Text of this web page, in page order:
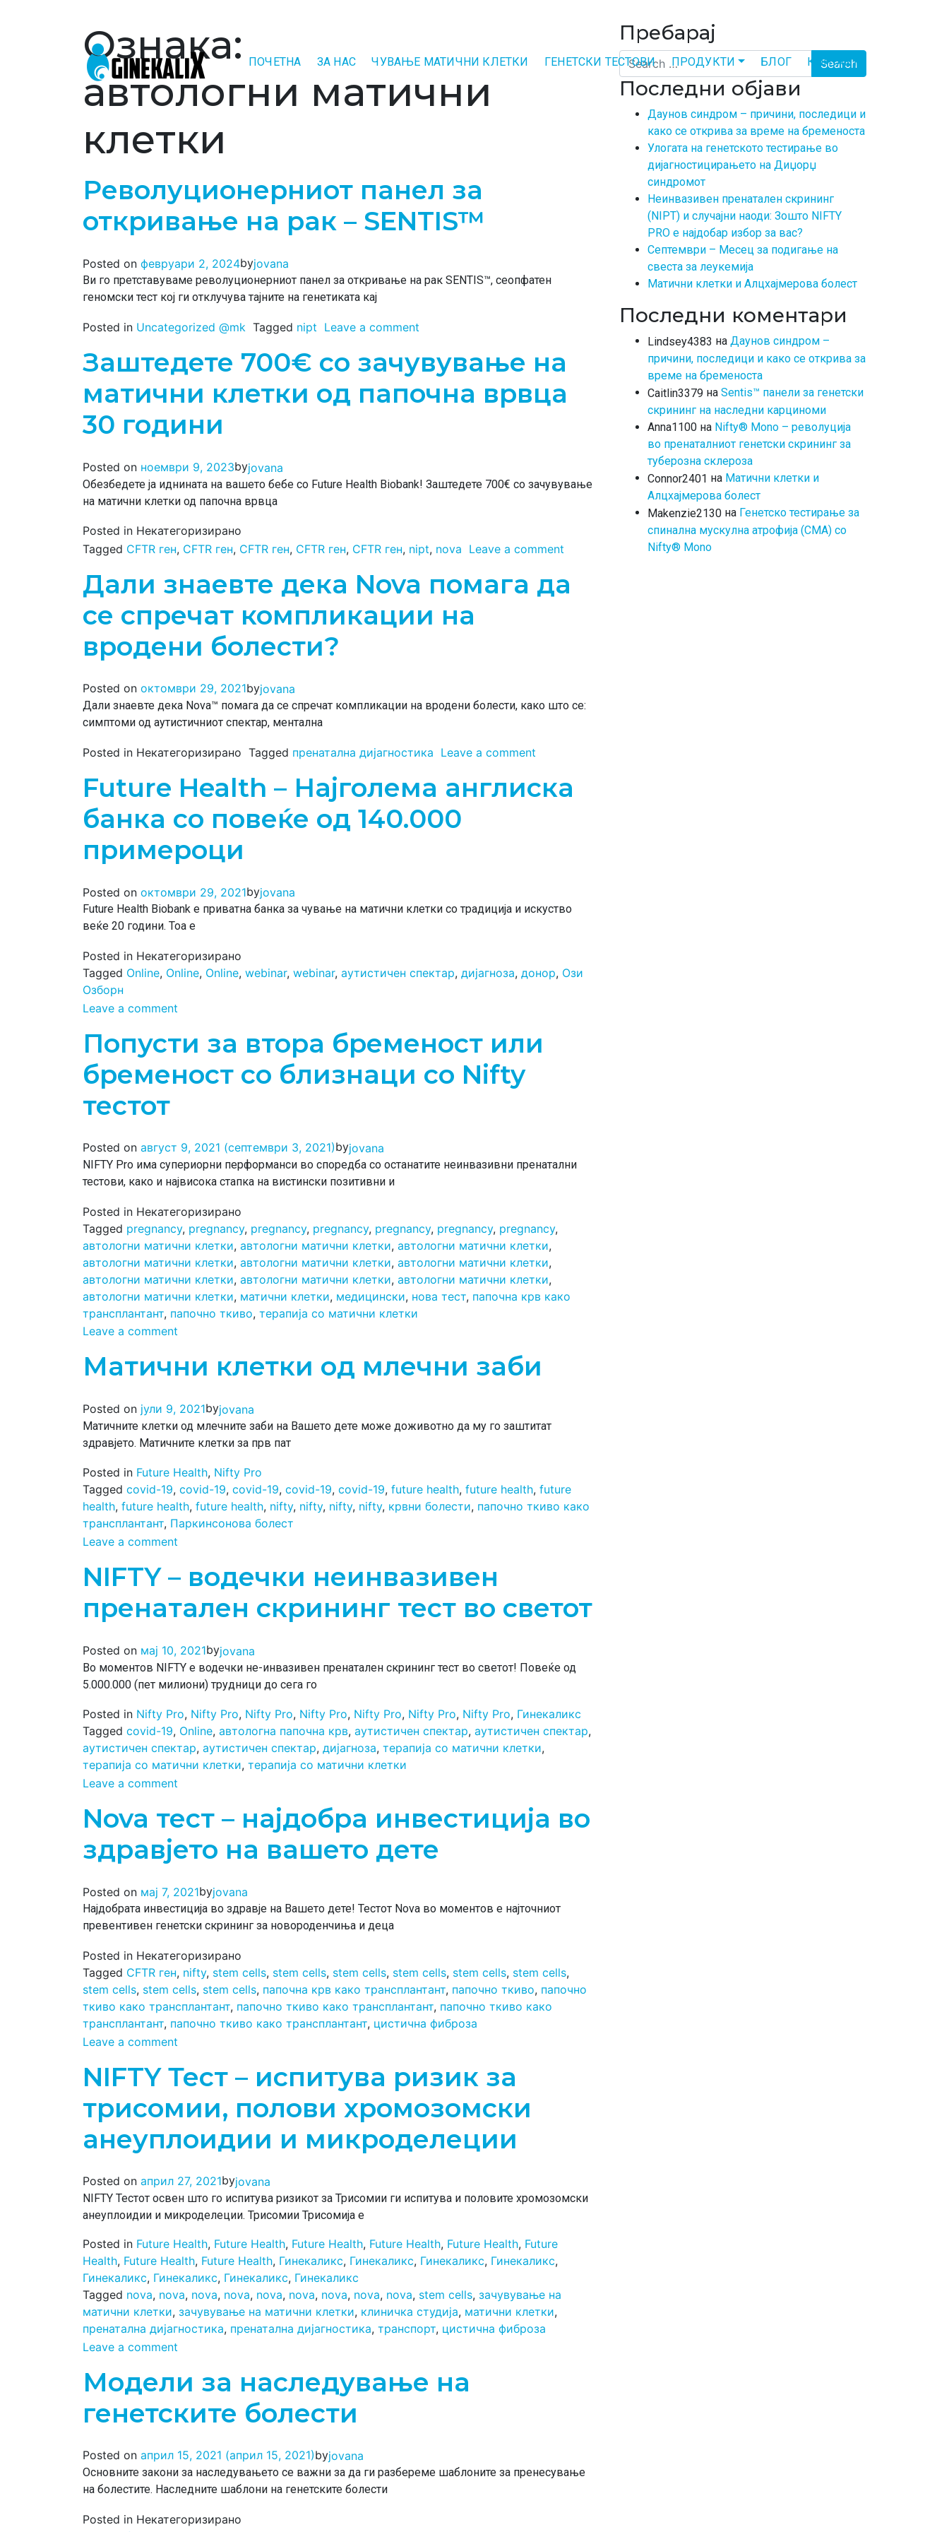
Main Navigation ПОЧЕТНА ЗА НАС ЧУВАЊЕ МАТИЧНИ КЛЕТКИ ГЕНЕТСКИ ТЕСТОВИ ПРОДУКТИ БЛОГ КОНТАКТ
Ознака:
автологни матични
клетки
Револуционерниот панел за
откривање на рак – SENTIS™
Posted on февруари 2, 2024byjovana
Ви го претставуваме револуционерниот панел за откривање на рак SENTIS™, сеопфатен
геномски тест кој ги отклучува тајните на генетиката кај
Posted in Uncategorized @mk Tagged nipt Leave a comment
Заштедете 700€ со зачувување на
матични клетки од папочна врвца
30 години
Posted on ноември 9, 2023byjovana
Обезбедете ја иднината на вашето бебе со Future Health Biobank! Заштедете 700€ со зачувување
на матични клетки од папочна врвца
Posted in Некатегоризирано
Tagged CFTR ген, CFTR ген, CFTR ген, CFTR ген, CFTR ген, nipt, nova Leave a comment
Дали знаевте дека Nova помага да
се спречат компликации на
вродени болести?
Posted on октомври 29, 2021byjovana
Дали знаевте дека Nova™ помага да се спречат компликации на вродени болести, како што се:
симптоми од аутистичниот спектар, ментална
Posted in Некатегоризирано Tagged пренатална дијагностика Leave a comment
Future Health – Најголема англиска
банка со повеќе од 140.000
примероци
Posted on октомври 29, 2021byjovana
Future Health Biobank е приватна банка за чување на матични клетки со традиција и искуство
веќе 20 години. Тоа е
Posted in Некатегоризирано
Tagged Online, Online, Online, webinar, webinar, аутистичен спектар, дијагноза, донор, Ози
Озборн
Leave a comment
Попусти за втора бременост или
бременост со близнаци со Nifty
тестот
Posted on август 9, 2021 (септември 3, 2021)byjovana
NIFTY Pro има супериорни перформанси во споредба со останатите неинвазивни пренатални
тестови, како и највисока стапка на вистински позитивни и
Posted in Некатегоризирано
Tagged pregnancy, pregnancy, pregnancy, pregnancy, pregnancy, pregnancy, pregnancy,
автологни матични клетки, автологни матични клетки, автологни матични клетки,
автологни матични клетки, автологни матични клетки, автологни матични клетки,
автологни матични клетки, автологни матични клетки, автологни матични клетки,
автологни матични клетки, матични клетки, медицински, нова тест, папочна крв како
трансплантант, папочно ткиво, терапија со матични клетки
Leave a comment
Матични клетки од млечни заби
Posted on јули 9, 2021byjovana
Матичните клетки од млечните заби на Вашето дете може доживотно да му го заштитат
здравјето. Матичните клетки за прв пат
Posted in Future Health, Nifty Pro
Tagged covid-19, covid-19, covid-19, covid-19, covid-19, future health, future health, future
health, future health, future health, nifty, nifty, nifty, nifty, крвни болести, папочно ткиво како
трансплантант, Паркинсонова болест
Leave a comment
NIFTY – водечки неинвазивен
пренатален скрининг тест во светот
Posted on мај 10, 2021byjovana
Во моментов NIFTY е водечки не-инвазивен пренатален скрининг тест во светот! Повеќе од
5.000.000 (пет милиони) трудници до сега го
Posted in Nifty Pro, Nifty Pro, Nifty Pro, Nifty Pro, Nifty Pro, Nifty Pro, Nifty Pro, Гинекаликс
Tagged covid-19, Online, автологна папочна крв, аутистичен спектар, аутистичен спектар,
аутистичен спектар, аутистичен спектар, дијагноза, терапија со матични клетки,
терапија со матични клетки, терапија со матични клетки
Leave a comment
Nova тест – најдобра инвестиција во
здравјето на вашето дете
Posted on мај 7, 2021byjovana
Најдобрата инвестиција во здравје на Вашето дете! Тестот Nova во моментов е најточниот
превентивен генетски скрининг за новороденчиња и деца
Posted in Некатегоризирано
Tagged CFTR ген, nifty, stem cells, stem cells, stem cells, stem cells, stem cells, stem cells,
stem cells, stem cells, stem cells, папочна крв како трансплантант, папочно ткиво, папочно
ткиво како трансплантант, папочно ткиво како трансплантант, папочно ткиво како
трансплантант, папочно ткиво како трансплантант, цистична фиброза
Leave a comment
NIFTY Тест – испитува ризик за
трисомии, полови хромозомски
анеуплоидии и микроделеции
Posted on април 27, 2021byjovana
NIFTY Тестот освен што го испитува ризикот за Трисомии ги испитува и половите хромозомски
анеуплоидии и микроделеции. Трисомии Трисомија е
Posted in Future Health, Future Health, Future Health, Future Health, Future Health, Future
Health, Future Health, Future Health, Гинекаликс, Гинекаликс, Гинекаликс, Гинекаликс,
Гинекаликс, Гинекаликс, Гинекаликс, Гинекаликс
Tagged nova, nova, nova, nova, nova, nova, nova, nova, nova, stem cells, зачувување на
матични клетки, зачувување на матични клетки, клиничка студија, матични клетки,
пренатална дијагностика, пренатална дијагностика, транспорт, цистична фиброза
Leave a comment
Модели за наследување на
генетските болести
Posted on април 15, 2021 (април 15, 2021)byjovana
Основните закони за наследувањето се важни за да ги разбереме шаблоните за пренесување
на болестите. Наследните шаблони на генетските болести
Posted in Некатегоризирано
Пребарај
Search
Последни објави
Даунов синдром – причини, последици и
како се открива за време на бременоста
Улогата на генетското тестирање во
дијагностицирањето на Диџорџ
синдромот
Неинвазивен пренатален скрининг
(NIPT) и случајни наоди: Зошто NIFTY
PRO е најдобар избор за вас?
Септември – Месец за подигање на
свеста за леукемија
Матични клетки и Алцхајмерова болест
Последни коментари
Lindsey4383 наДаунов синдром –
причини, последици и како се открива за
време на бременоста
Caitlin3379 наSentis™ панели за генетски
скрининг на наследни карциноми
Anna1100 на Nifty® Mono – револуција
во пренаталниот генетски скрининг за
туберозна склероза
Connor2401 на Матични клетки и
Алцхајмерова болест
Makenzie2130 на Генетско тестирање за
спинална мускулна атрофија (СМА) со
Nifty® Mono